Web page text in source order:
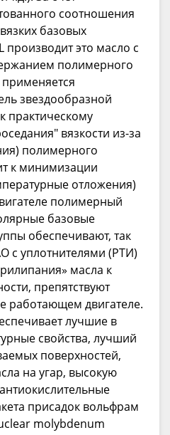
соотношения
базовых
производит это масло с
полимерного
применяется
звездообразной
практическому
вязкости из-за
полимерного
к минимизации
отложения)
полимерный
базовые
обеспечивают, так
с уплотнителями (РТИ)
масла к
препятствуют
работающем двигателе.
лучшие в
свойства, лучший
поверхностей,
на угар, высокую
присадок вольфрам
molybdenum